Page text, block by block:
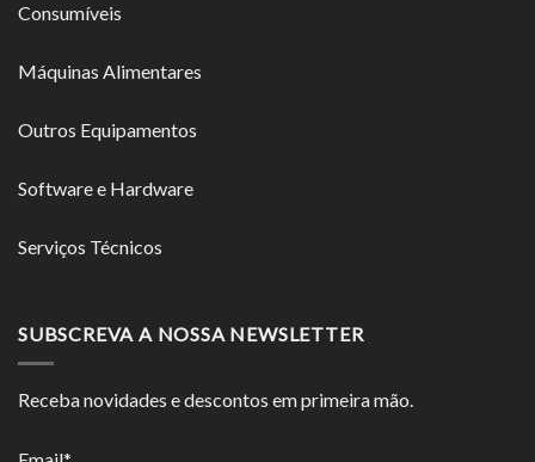
Consumíveis
Máquinas Alimentares
Outros Equipamentos
Software e Hardware
Serviços Técnicos
SUBSCREVA A NOSSA NEWSLETTER
Receba novidades e descontos em primeira mão.